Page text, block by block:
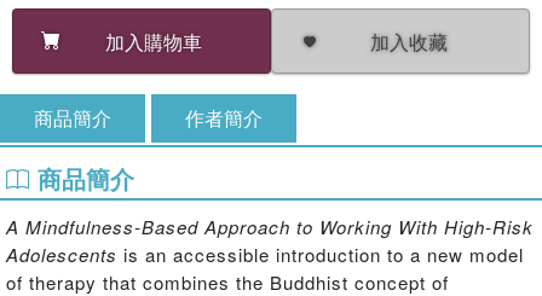
加入購物車 加入收藏
商品簡介 作者簡介
商品簡介
A Mindfulness-Based Approach to Working With High-Risk
Adolescents is an accessible introduction to a new model
of therapy that combines the Buddhist concept of